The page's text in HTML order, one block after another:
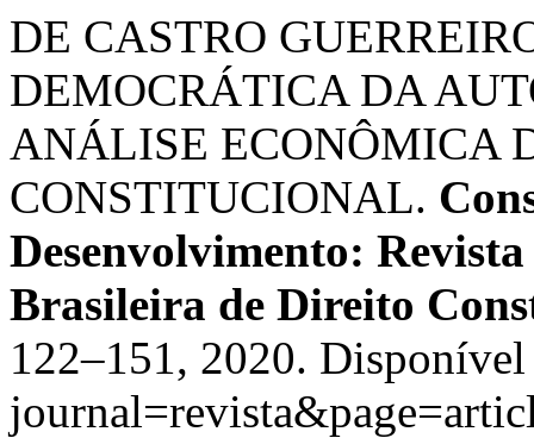
DE CASTRO
DEMOCRÁTICA DA
ANÁLISE ECONÔMICA
CONSTITUCIONAL.
Desenvolvimento:
Brasileira de Direito
122–151, 2020.